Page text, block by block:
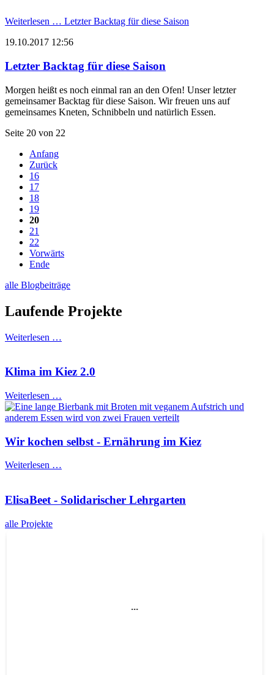
Weiterlesen … Letzter Backtag für diese Saison
19.10.2017 12:56
Letzter Backtag für diese Saison
Morgen heißt es noch einmal ran an den Ofen! Unser letzter
gemeinsamer Backtag für diese Saison. Wir freuen uns auf
gemeinsames Kneten, Schnibbeln und natürlich Essen.
Seite 20 von 22
Anfang
Zurück
16
17
18
19
20
21
22
Vorwärts
Ende
alle Blogbeiträge
Laufende Projekte
Weiterlesen …
Klima im Kiez 2.0
Weiterlesen …
Wir kochen selbst - Ernährung im Kiez
Weiterlesen …
ElisaBeet - Solidarischer Lehrgarten
alle Projekte